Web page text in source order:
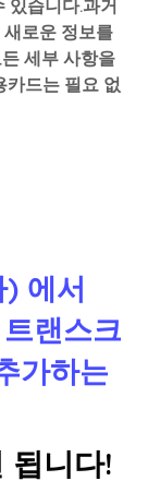
있습니다.과거
로운 정보를
세부 사항을
카드는 필요 없
에서
랜스크
가하는
됩니다!